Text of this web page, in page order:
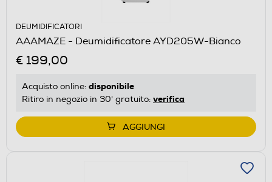
DEUMIDIFICATORI
AAAMAZE - Deumidificatore AYD205W-Bianco
€ 199,00
Acquisto online: disponibile
Ritiro in negozio in 30' gratuito: verifica
AGGIUNGI